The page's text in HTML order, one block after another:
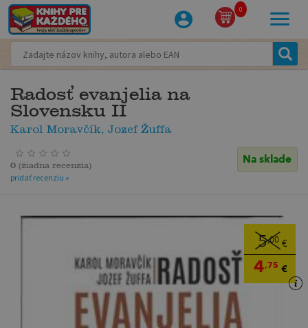
0
Radosť evanjelia na
Slovensku II
Karol Moravčík, Jozef Žuffa
Na sklade
0 (žiadna recenzia)
pridať recenziu »
5,00 €
4,75 €